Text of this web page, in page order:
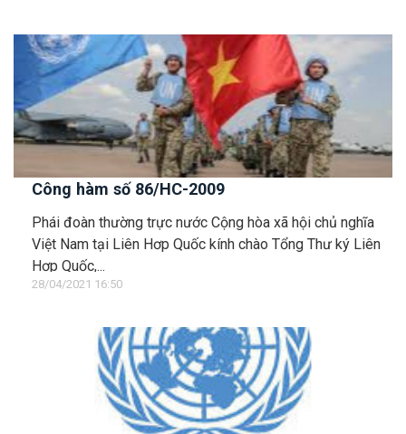
Công hàm số 86/HC-2009
Phái đoàn thường trực nước Cộng hòa xã hội chủ nghĩa
Việt Nam tại Liên Hơp Quốc kính chào Tổng Thư ký Liên
Hợp Quốc,...
28/04/2021 16:50